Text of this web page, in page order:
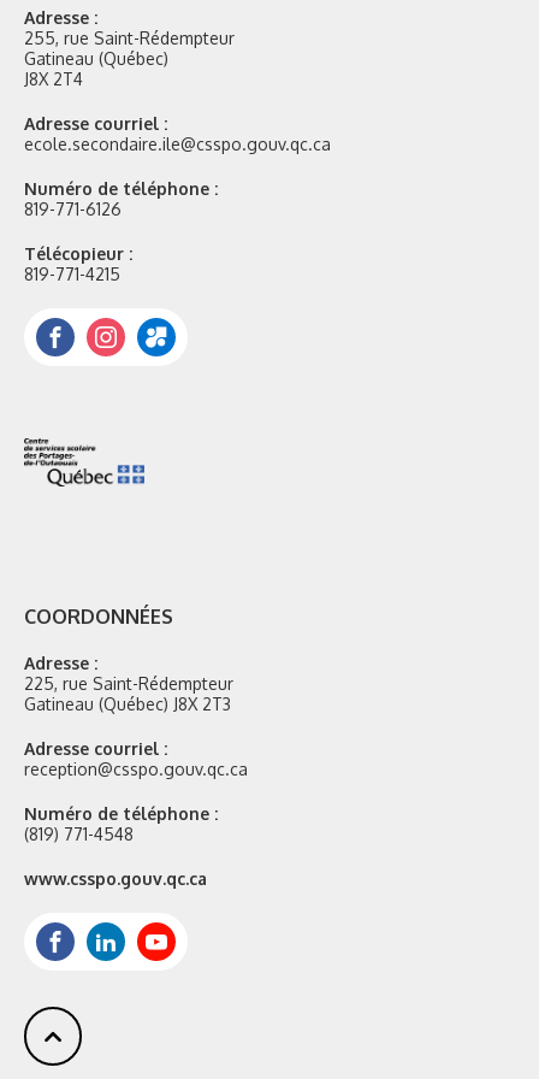
Adresse :
255, rue Saint-Rédempteur
Gatineau (Québec)
J8X 2T4
Adresse courriel :
ecole.secondaire.ile@csspo.gouv.qc.ca
Numéro de téléphone :
819-771-6126
Télécopieur :
819-771-4215
FacebookInstagram
Portail
Mozaik
COORDONNÉES
Adresse :
225, rue Saint-Rédempteur
Gatineau (Québec) J8X 2T3
Adresse courriel :
reception@csspo.gouv.qc.ca
Numéro de téléphone :
(819) 771-4548
Site
www.csspo.gouv.qc.ca
FacebookLinkedInYoutube